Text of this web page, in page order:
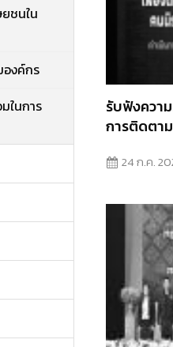
ชนใน
องค์กร
ในการ
รับฟังควา
การติดตา
24 ก.ค.